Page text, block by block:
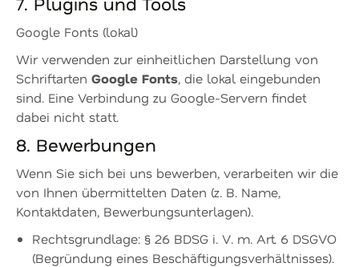
Google Fonts (lokal)
Wir verwenden zur einheitlichen Darstellung von
Schriftarten Google Fonts, die lokal eingebunden
sind. Eine Verbindung zu Google-Servern findet
dabei nicht statt.
8. Bewerbungen
Wenn Sie sich bei uns bewerben, verarbeiten wir die
von Ihnen übermittelten Daten (z. B. Name,
Kontaktdaten, Bewerbungsunterlagen).
Rechtsgrundlage: § 26 BDSG i. V. m. Art. 6 DSGVO
(Begründung eines Beschäftigungsverhältnisses).